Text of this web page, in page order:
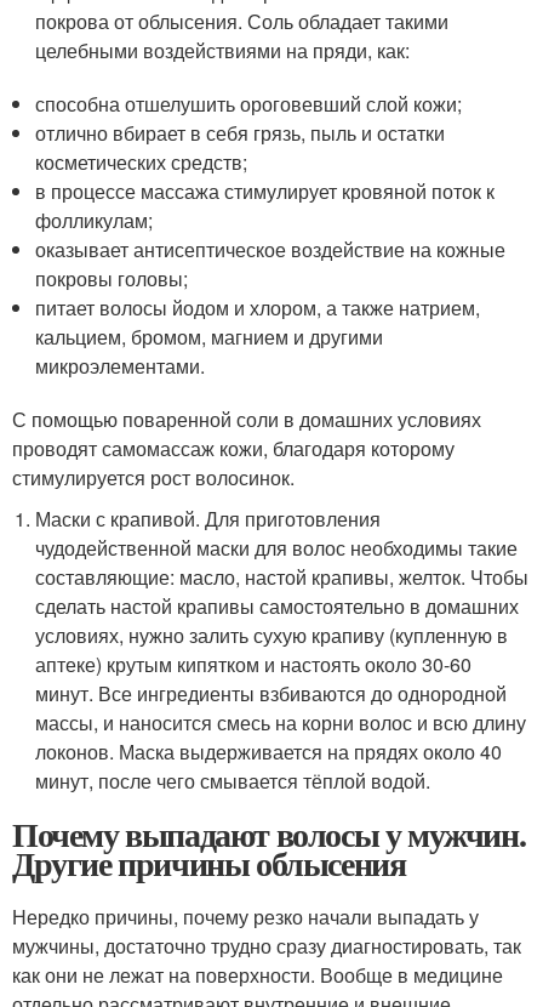
покрова от облысения. Соль обладает такими
целебными воздействиями на пряди, как:
способна отшелушить ороговевший слой кожи;
отлично вбирает в себя грязь, пыль и остатки
косметических средств;
в процессе массажа стимулирует кровяной поток к
фолликулам;
оказывает антисептическое воздействие на кожные
покровы головы;
питает волосы йодом и хлором, а также натрием,
кальцием, бромом, магнием и другими
микроэлементами.
С помощью поваренной соли в домашних условиях
проводят самомассаж кожи, благодаря которому
стимулируется рост волосинок.
Маски с крапивой. Для приготовления
чудодейственной маски для волос необходимы такие
составляющие: масло, настой крапивы, желток. Чтобы
сделать настой крапивы самостоятельно в домашних
условиях, нужно залить сухую крапиву (купленную в
аптеке) крутым кипятком и настоять около 30-60
минут. Все ингредиенты взбиваются до однородной
массы, и наносится смесь на корни волос и всю длину
локонов. Маска выдерживается на прядях около 40
минут, после чего смывается тёплой водой.
Почему выпадают волосы у мужчин.
Другие причины облысения
Нередко причины, почему резко начали выпадать у
мужчины, достаточно трудно сразу диагностировать, так
как они не лежат на поверхности. Вообще в медицине